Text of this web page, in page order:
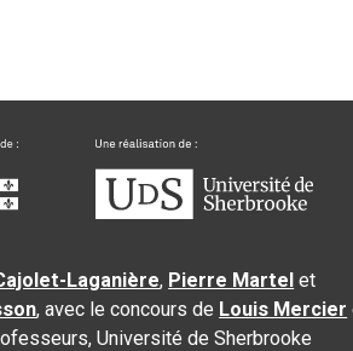
Laganière, Pierre Martel et
, avec le concours de Louis Mercier
Université de Sherbrooke